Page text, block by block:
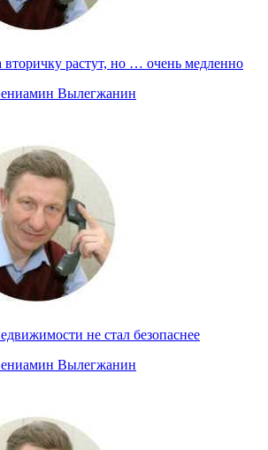
растут, но … очень медленно
Вылегжанин
не стал безопаснее
Вылегжанин